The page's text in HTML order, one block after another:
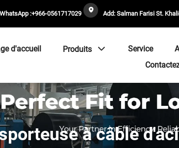
WhatsApp :+966-0561717029 Add: Salman Farisi St.
d'accueil Produits Service
à câble